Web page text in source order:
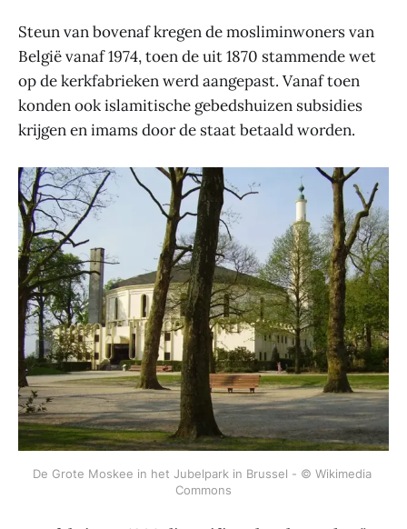
Steun van bovenaf kregen de mosliminwoners van
België vanaf 1974, toen de uit 1870 stammende wet
op de kerkfabrieken werd aangepast. Vanaf toen
konden ook islamitische gebedshuizen subsidies
krijgen en imams door de staat betaald worden.
De Grote Moskee in het Jubelpark in Brussel - © Wikimedia
Commons